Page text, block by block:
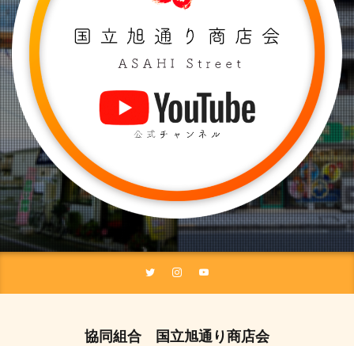
協同組合 国立旭通り商店会